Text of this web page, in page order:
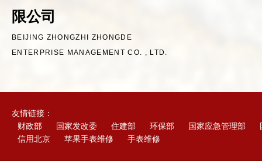
限公司
BEIJING ZHONGZHI ZHONGDE
ENTERPRISE MANAGEMENT CO. , LTD.
友情链接：
财政部
国家发改委 住建部 环保部 国家应急管理部
信用北京
苹果手表维修 手表维修